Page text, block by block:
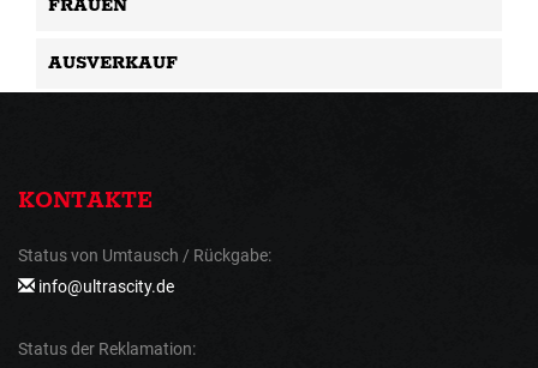
FRAUEN
AUSVERKAUF
KONTAKTE
Status von Umtausch / Rückgabe:
info@ultrascity.de
Status der Reklamation: